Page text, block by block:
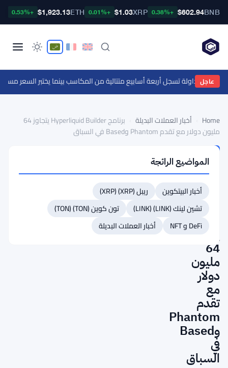
BNB
$602.94
+0.38%
XRP
$1.03
+0.01%
ETH
$1,923.13
+0.53%
عاجل
Home أخبار العملات البديلة
برنامج Hyperliquid Builder يتجاوز 64
مليون دولار مع تقدم Phantom وBased في السباق
العملات
البديلة
برنامج
Hyperliquid
Builder
يتجاوز
64
مليون
دولار
مع
تقدم
Phantom
وBased
في
السباق
المواضيع الرائجة
أخبار البيتكوين
ريبل (XRP) (XRP)
تشين لينك (LINK) (LINK)
تون كوين (TON) (TON)
DeFi و NFT
أخبار العملات البديلة